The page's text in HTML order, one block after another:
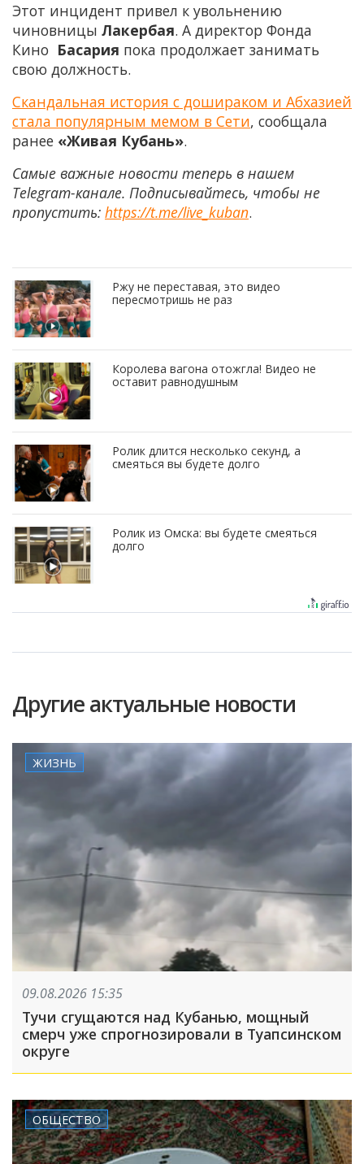
Этот инцидент привел к увольнению
чиновницы Лакербая. А директор Фонда
Кино Басария пока продолжает занимать
свою должность.
Скандальная история с дошираком и Абхазией
стала популярным мемом в Сети, сообщала
ранее «Живая Кубань».
Самые важные новости теперь в нашем
Telegram-канале. Подписывайтесь, чтобы не
пропустить: https://t.me/live_kuban.
Ржу не переставая, это видео
пересмотришь не раз
Королева вагона отожгла! Видео не
оставит равнодушным
Ролик длится несколько секунд, а
смеяться вы будете долго
Ролик из Омска: вы будете смеяться
долго
Другие актуальные новости
ЖИЗНЬ
09.08.2026 15:35
Тучи сгущаются над Кубанью, мощный
смерч уже спрогнозировали в Туапсинском
округе
ОБЩЕСТВО